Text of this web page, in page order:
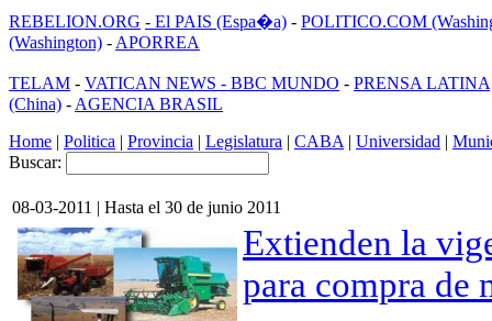
REBELION.ORG - El PAIS (Espa�a) - POLITICO.COM
(Washington) - APORREA
TELAM - VATICAN NEWS - BBC MUNDO - PRENSA LATINA
(China) - AGENCIA BRASIL
Home | Politica | Provincia | Legislatura | CABA | Universidad |
Buscar:
08-03-2011 | Hasta el 30 de junio 2011
Extienden la
para compra de